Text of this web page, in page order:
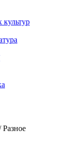
Разное